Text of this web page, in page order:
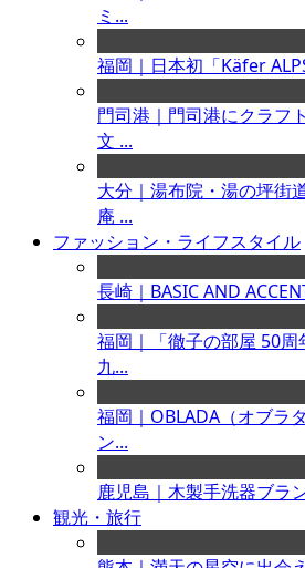
ミ...
福岡｜日本初「Käfer
門司港｜門司港にクラフ
文 ...
大分｜湯布院・湯の坪街
庵 ...
ファッション・ライフスタイル
長崎｜BASIC AND
福岡｜「徹子の部屋 50周
九...
福岡｜OBLADA（オブラ
ン...
鹿児島｜木製手洗器ブラ
観光・旅行